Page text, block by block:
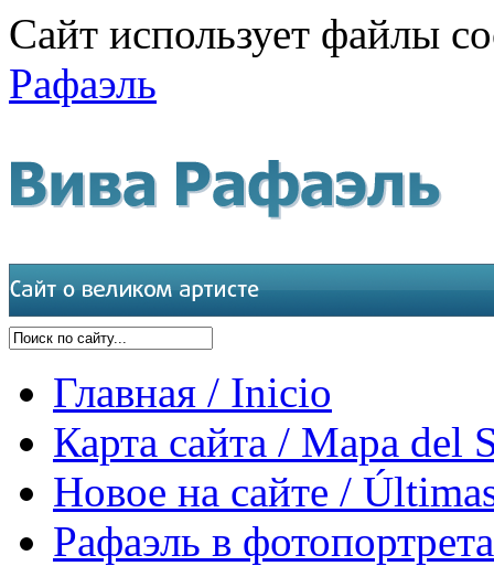
Сайт использует файлы
Рафаэль
Главная / Inicio
Карта сайта / Mapa del
Новое на сайте /
Рафаэль в